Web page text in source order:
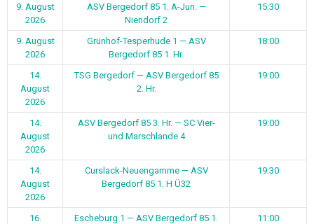
9. August
2026
ASV Bergedorf 85 1. A-Jun. —
Niendorf 2
15:30
9. August
2026
Grünhof-Tesperhude 1 — ASV
Bergedorf 85 1. Hr.
18:00
14.
August
2026
TSG Bergedorf — ASV Bergedorf 85
2. Hr.
19:00
14.
August
2026
ASV Bergedorf 85 3. Hr. — SC Vier-
und Marschlande 4
19:00
14.
August
2026
Curslack-Neuengamme — ASV
Bergedorf 85 1. H Ü32
19:30
16.
Escheburg 1 — ASV Bergedorf 85 1.
11:00